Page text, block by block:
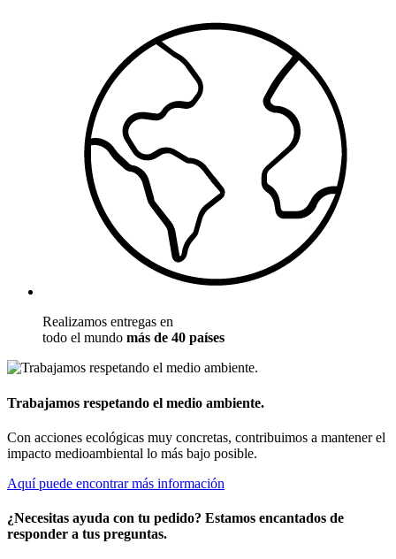
Realizamos entregas en
todo el mundo más de 40 países
Trabajamos respetando el medio ambiente.
Con acciones ecológicas muy concretas, contribuimos a mantener el
impacto medioambiental lo más bajo posible.
Aquí puede encontrar más información
¿Necesitas ayuda con tu pedido? Estamos encantados de
responder a tus preguntas.